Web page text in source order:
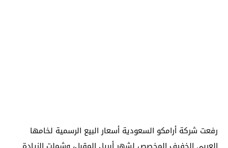
رفعت شركة أرامكو السعودية أسعار البيع الرسمية لخامها